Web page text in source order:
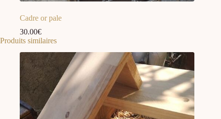
Cadre or pale
30.00€
Produits similaires